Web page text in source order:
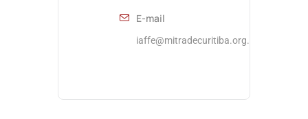
E-mail
iaffe@mitradecuritiba.org.br